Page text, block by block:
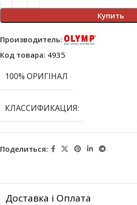
Купить
Производитель:
Код товара: 4935
100% ОРИГІНАЛ
КЛАССИФИКАЦИЯ:
Поделиться:
Доставка і Оплата